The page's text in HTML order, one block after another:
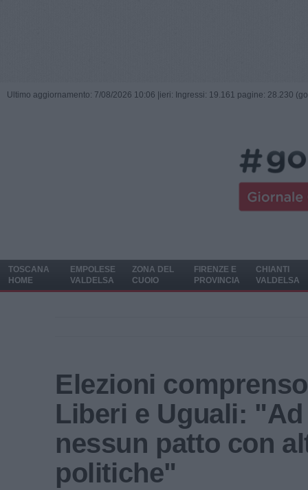
Ultimo aggiornamento: 7/08/2026 10:06 | ieri: Ingressi: 19.161 pagine: 28.230
TOSCANA
HOME
EMPOLESE
VALDELSA
ZONA DEL
CUOIO
FIRENZE E
PROVINCIA
CHIANTI
VALDELSA
Elezioni
Liberi e Uguali:
nessun patto con
politiche"